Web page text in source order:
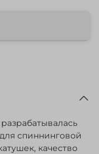
разрабатывалась
для спиннинговой
качество